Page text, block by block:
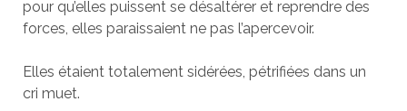
pour qu’elles puissent se désaltérer et reprendre des
forces, elles paraissaient ne pas l’apercevoir.
Elles étaient totalement sidérées, pétrifiées dans un
cri muet.